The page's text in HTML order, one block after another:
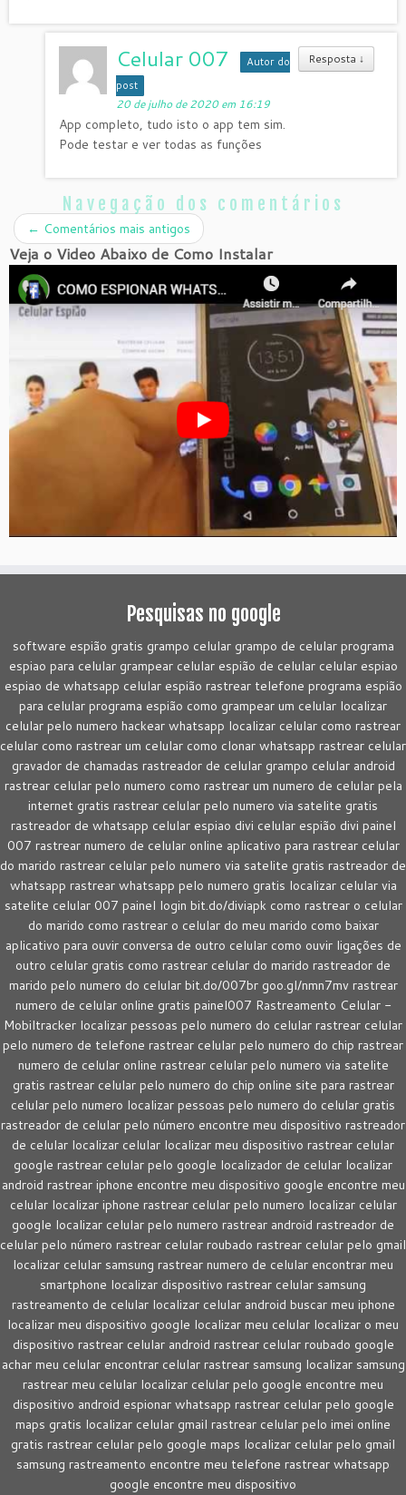
Resposta ↓
Celular 007
Autor do
post
20 de julho de 2020 em 16:19
App completo, tudo isto o app tem sim.
Pode testar e ver todas as funções
Navegação dos comentários
← Comentários mais antigos
Veja o Video Abaixo de Como Instalar
Pesquisas no google
software espião gratis grampo celular grampo de celular programa
espiao para celular grampear celular espião de celular celular espiao
espiao de whatsapp celular espião rastrear telefone programa espião
para celular programa espião como grampear um celular localizar
celular pelo numero hackear whatsapp localizar celular como rastrear
celular como rastrear um celular como clonar whatsapp rastrear celular
gravador de chamadas rastreador de celular grampo celular android
rastrear celular pelo numero como rastrear um numero de celular pela
internet gratis rastrear celular pelo numero via satelite gratis
rastreador de whatsapp celular espiao divi celular espião divi painel
007 rastrear numero de celular online aplicativo para rastrear celular
do marido rastrear celular pelo numero via satelite gratis rastreador de
whatsapp rastrear whatsapp pelo numero gratis localizar celular via
satelite celular 007 painel login bit.do/diviapk como rastrear o celular
do marido como rastrear o celular do meu marido como baixar
aplicativo para ouvir conversa de outro celular como ouvir ligações de
outro celular gratis como rastrear celular do marido rastreador de
marido pelo numero do celular bit.do/007br goo.gl/nmn7mv rastrear
numero de celular online gratis painel007 Rastreamento Celular -
Mobiltracker localizar pessoas pelo numero do celular rastrear celular
pelo numero de telefone rastrear celular pelo numero do chip rastrear
numero de celular online rastrear celular pelo numero via satelite
gratis rastrear celular pelo numero do chip online site para rastrear
celular pelo numero localizar pessoas pelo numero do celular gratis
rastreador de celular pelo número encontre meu dispositivo rastreador
de celular localizar celular localizar meu dispositivo rastrear celular
google rastrear celular pelo google localizador de celular localizar
android rastrear iphone encontre meu dispositivo google encontre meu
celular localizar iphone rastrear celular pelo numero localizar celular
google localizar celular pelo numero rastrear android rastreador de
celular pelo número rastrear celular roubado rastrear celular pelo gmail
localizar celular samsung rastrear numero de celular encontrar meu
smartphone localizar dispositivo rastrear celular samsung
rastreamento de celular localizar celular android buscar meu iphone
localizar meu dispositivo google localizar meu celular localizar o meu
dispositivo rastrear celular android rastrear celular roubado google
achar meu celular encontrar celular rastrear samsung localizar samsung
rastrear meu celular localizar celular pelo google encontre meu
dispositivo android espionar whatsapp rastrear celular pelo google
maps gratis localizar celular gmail rastrear celular pelo imei online
gratis rastrear celular pelo google maps localizar celular pelo gmail
samsung rastreamento encontre meu telefone rastrear whatsapp
google encontre meu dispositivo